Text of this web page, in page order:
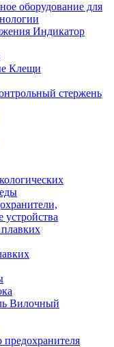
оборудование для
Индикатор
Клещи
стержень
Вилочный